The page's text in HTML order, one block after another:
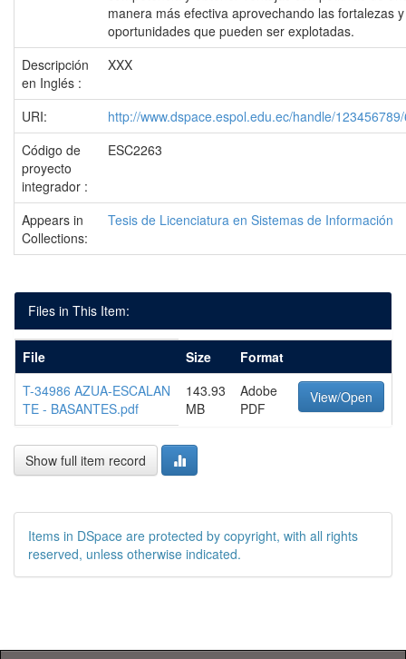
manera más efectiva aprovechando las fortalezas y
oportunidades que pueden ser explotadas.
Descripción
en Inglés :
XXX
URI:
http://www.dspace.espol.edu.ec/handle/
Código de
proyecto
integrador :
ESC2263
Appears in
Collections:
Tesis de Licenciatura en Sistemas de Información
Files in This Item:
File Size
Format
T-34986 AZUA-ESCALAN
TE - BASANTES.pdf
143.93
MB
Adobe
PDF
View/Open
Show full item record
Items in DSpace are protected by copyright, with all rights
reserved, unless otherwise indicated.